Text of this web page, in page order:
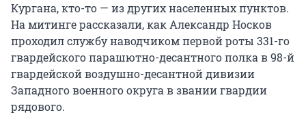
Кургана, кто-то — из других населенных пунктов.
На митинге рассказали, как Александр Носков
проходил службу наводчиком первой роты 331-го
гвардейского парашютно-десантного полка в 98-й
гвардейской воздушно-десантной дивизии
Западного военного округа в звании гвардии
рядового.